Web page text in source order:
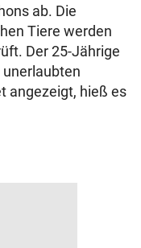
ab. Die
Tiere werden
Der 25-Jährige
angezeigt, hieß es